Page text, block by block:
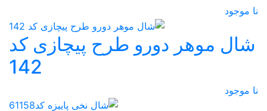
نا موجود
شال موهر دورو طرح پیچازی کد
142
نا موجود